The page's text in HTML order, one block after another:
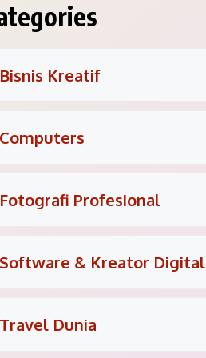
Bisnis Kreatif
Computers
Fotografi Profesional
Software & Kreator Digital
Travel Dunia